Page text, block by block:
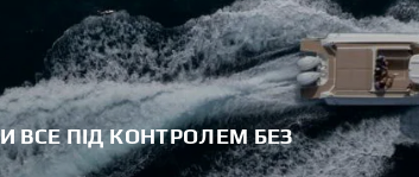
ВСЕ ПІД КОНТРОЛЕМ БЕЗ